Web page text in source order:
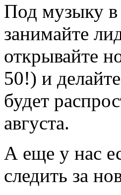
Под музыку в
занимайте
открывайте
50!) и
будет
августа.
А еще у нас
следить за